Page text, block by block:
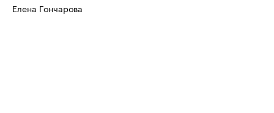
Елена Гончарова